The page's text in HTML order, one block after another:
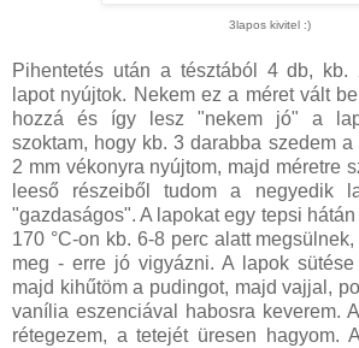
3lapos kivitel :)
Pihentetés után a tésztából 4 db, kb.
lapot nyújtok. Nekem ez a méret vált
hozzá és így lesz "nekem jó" a
szoktam, hogy kb. 3 darabba szedem a
2 mm vékonyra nyújtom, majd méretre
leeső részeiből tudom a negyedik
"gazdaságos". A lapokat egy tepsi
170 °C-on kb. 6-8 perc alatt
meg - erre jó vigyázni. A lapok sütése
majd kihűtöm a pudingot, majd vajjal,
vanília eszenciával habosra keverem.
rétegezem, a tetejét üresen hagyom.